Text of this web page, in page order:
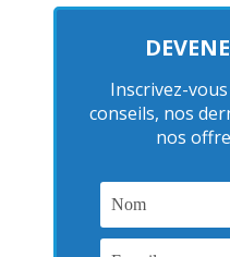
Inscrivez-
conseils, nos
nos